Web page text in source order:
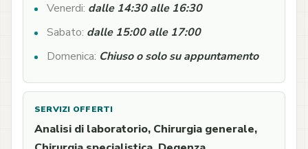
Venerdi: dalle 14:30 alle 16:30
Sabato: dalle 15:00 alle 17:00
Domenica: Chiuso o solo su appuntamento
SERVIZI OFFERTI
Analisi di laboratorio, Chirurgia generale,